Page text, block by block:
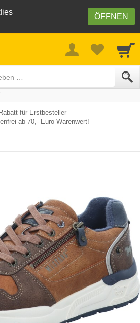
ÖFFNEN
für Erstbesteller
ab 70,- Euro Warenwert!